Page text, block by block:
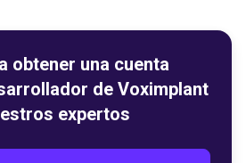
obtener una cuenta
de Voximplant
expertos